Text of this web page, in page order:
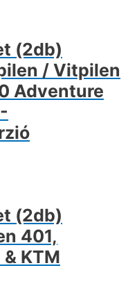
(2db)
/ Vitpilen
Adventure
(2db)
401,
& KTM